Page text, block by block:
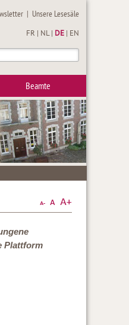
| Unsere Lesesäle
FR NL| DE EN
Beamte
Plattform